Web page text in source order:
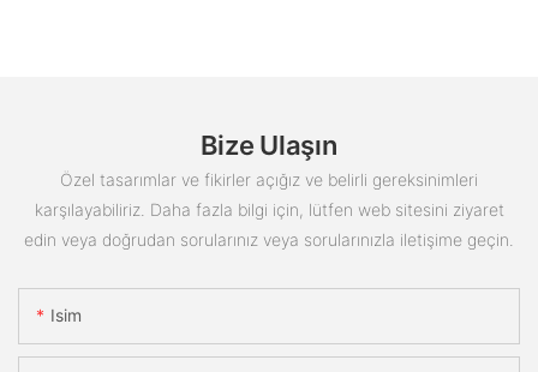
Bize Ulaşın
Özel tasarımlar ve fikirler açığız ve belirli gereksinimleri
karşılayabiliriz. Daha fazla bilgi için, lütfen web sitesini ziyaret
edin veya doğrudan sorularınız veya sorularınızla iletişime geçin.
Isim